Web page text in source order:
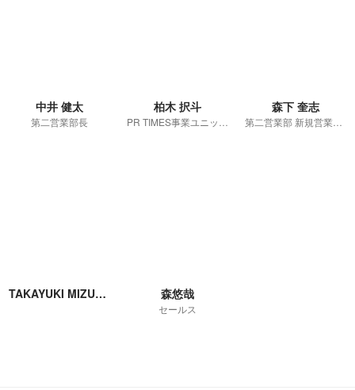
中井 健太
第二営業部長
柏木 択斗 森下 奎志
TAKAYUKI MIZUNO 森悠哉
セールス